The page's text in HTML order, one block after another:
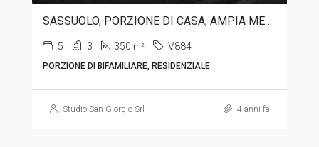
SASSUOLO, PORZIONE DI CASA, AMPIA METRATURA
5 3 350 m² V884
PORZIONE DI BIFAMILIARE, RESIDENZIALE
Studio San Giorgio Srl 4 anni fa